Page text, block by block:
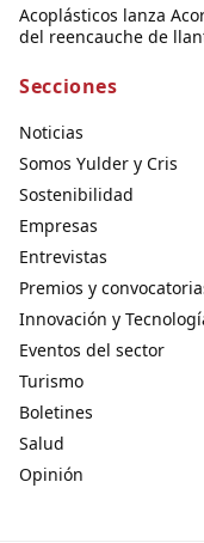
Acoplásticos lanza
del reencauche de
Secciones
Noticias
Somos Yulder y Cris
Sostenibilidad
Empresas
Entrevistas
Premios y
Innovación y
Eventos del sector
Turismo
Boletines
Salud
Opinión